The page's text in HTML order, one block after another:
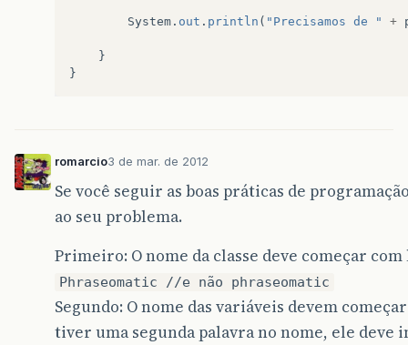
System . out . println ( "Precisamos de " +
}
}
romarcio3 de mar. de 2012
Se você seguir as boas práticas de
ao seu problema.
Primeiro: O nome da classe deve começar
Phraseomatic //e não phraseomatic
Segundo: O nome das variáveis devem
tiver uma segunda palavra no nome, ele deve